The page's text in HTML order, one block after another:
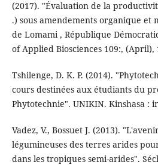
(2017). "Évaluation de la
.) sous amendements organique et
de Lomami , République
of Applied Biosciences 109:, (April),
Tshilenge, D. K. P. (2014).
cours destinées aux étudiants du
Phytotechnie". UNIKIN. Kinshasa :
Vadez, V., Bossuet J. (2013).
légumineuses des terres arides
dans les tropiques semi-arides".